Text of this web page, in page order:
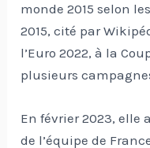
monde 2015 selon
2015, cité par
l’Euro 2022, à la
plusieurs
En février 2023, elle
de l’équipe de